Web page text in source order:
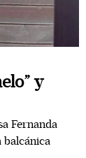
y
Fernanda
balcánica